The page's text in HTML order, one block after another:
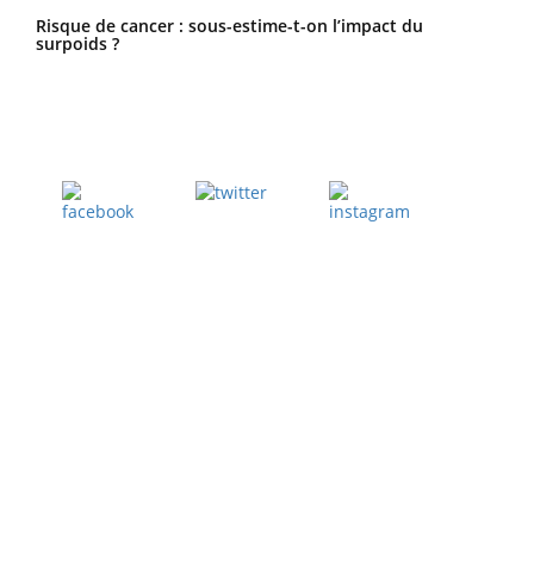
Risque de cancer : sous-estime-t-on l’impact du
surpoids ?